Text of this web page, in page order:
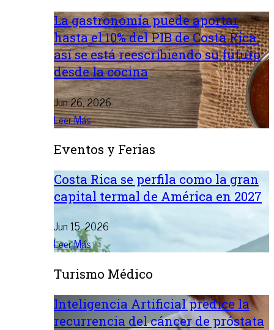
La gastronomía puede aportar
hasta el 10% del PIB de Costa Rica:
así se está reescribiendo su futuro
desde la cocina
Jun 26, 2026
Leer Más
Eventos y Ferias
Costa Rica se perfila como la gran
capital termal de América en 2027
Jun 15, 2026
Leer Más
Turismo Médico
Inteligencia Artificial predice la
recurrencia del cáncer de próstata